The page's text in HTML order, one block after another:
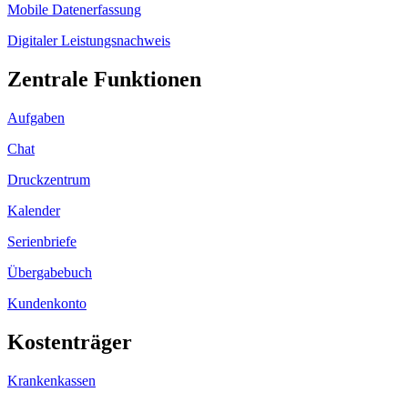
Mobile Datenerfassung
Digitaler Leistungsnachweis
Zentrale Funktionen
Aufgaben
Chat
Druckzentrum
Kalender
Serienbriefe
Übergabebuch
Kundenkonto
Kostenträger
Krankenkassen